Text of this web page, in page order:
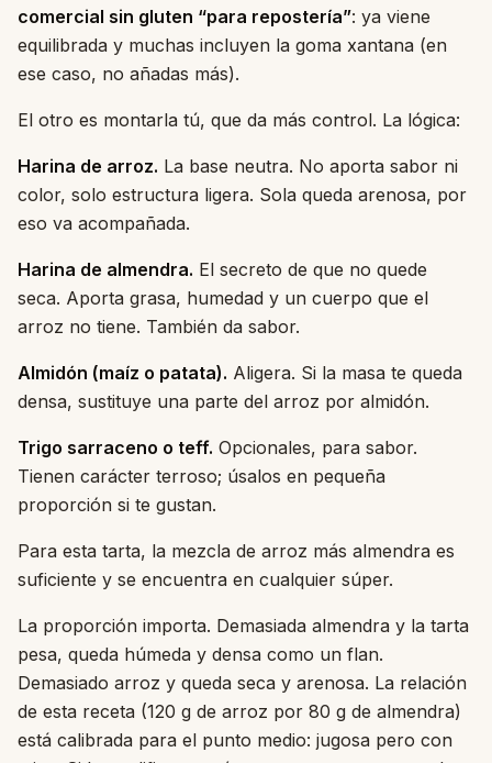
comercial sin gluten “para repostería”: ya viene
equilibrada y muchas incluyen la goma xantana (en
ese caso, no añadas más).
El otro es montarla tú, que da más control. La lógica:
Harina de arroz. La base neutra. No aporta sabor ni
color, solo estructura ligera. Sola queda arenosa, por
eso va acompañada.
Harina de almendra. El secreto de que no quede
seca. Aporta grasa, humedad y un cuerpo que el
arroz no tiene. También da sabor.
Almidón (maíz o patata). Aligera. Si la masa te queda
densa, sustituye una parte del arroz por almidón.
Trigo sarraceno o teff. Opcionales, para sabor.
Tienen carácter terroso; úsalos en pequeña
proporción si te gustan.
Para esta tarta, la mezcla de arroz más almendra es
suficiente y se encuentra en cualquier súper.
La proporción importa. Demasiada almendra y la tarta
pesa, queda húmeda y densa como un flan.
Demasiado arroz y queda seca y arenosa. La relación
de esta receta (120 g de arroz por 80 g de almendra)
está calibrada para el punto medio: jugosa pero con